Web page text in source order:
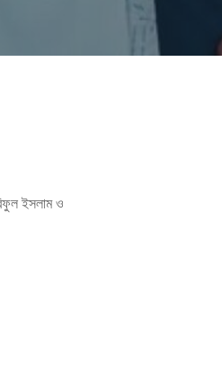
ইসলাম ও